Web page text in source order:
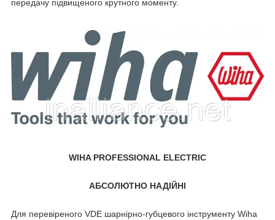
передачу підвищеного крутного моменту.
WIHA PROFESSIONAL ELECTRIC
АБСОЛЮТНО НАДІЙНІ
Для перевіреного VDE шарнірно-губцевого інструменту Wiha